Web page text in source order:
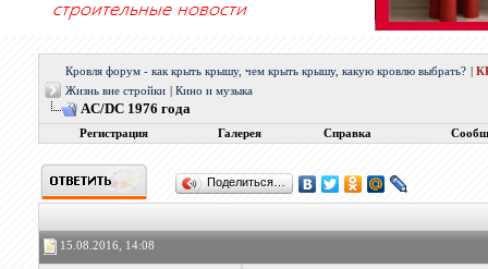
Кровля форум - как крыть крышу, чем крыть крышу, какую кровлю выбрать?
Жизнь вне стройки
Кино и музыка
AC/DC 1976 года
Регистрация Галерея Справка
Поделиться…
15.08.2016, 14:08